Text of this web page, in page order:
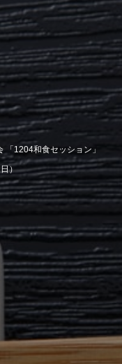
1204和食セッション」
）